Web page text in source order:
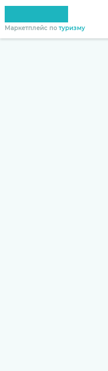
Маркетплейс по туризму